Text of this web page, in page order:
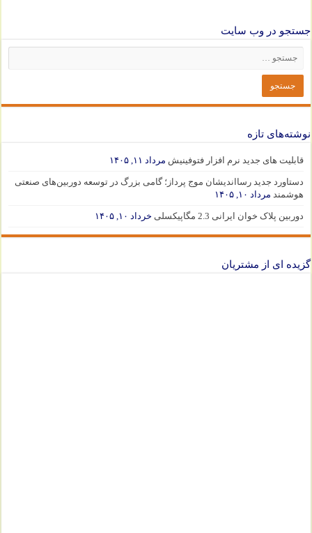
جستجو در وب سایت
نوشته‌های تازه
قابلیت های جدید نرم افزار فتوفینیش مرداد ۱۱, ۱۴۰۵
دستاورد جدید رسااندیشان موج پرداز؛ گامی بزرگ در توسعه دوربین‌های صنعتی
هوشمند مرداد ۱۰, ۱۴۰۵
دوربین پلاک خوان ایرانی 2.3 مگاپیکسلی خرداد ۱۰, ۱۴۰۵
گزیده ای از مشتریان